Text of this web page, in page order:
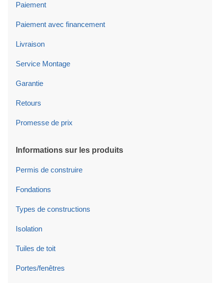
Paiement
Paiement avec financement
Livraison
Service Montage
Garantie
Retours
Promesse de prix
Informations sur les produits
Permis de construire
Fondations
Types de constructions
Isolation
Tuiles de toit
Portes/fenêtres